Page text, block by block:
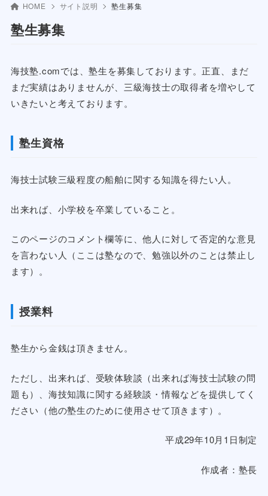
HOME サイト説明 塾生募集
塾生募集
海技塾.comでは、塾生を募集しております。正直、まだ
まだ実績はありませんが、三級海技士の取得者を増やして
いきたいと考えております。
塾生資格
海技士試験三級程度の船舶に関する知識を得たい人。
出来れば、小学校を卒業していること。
このページのコメント欄等に、他人に対して否定的な意見
を言わない人（ここは塾なので、勉強以外のことは禁止し
ます）。
授業料
塾生から金銭は頂きません。
ただし、出来れば、受験体験談（出来れば海技士試験の問
題も）、海技知識に関する経験談・情報などを提供してく
ださい（他の塾生のために使用させて頂きます）。
平成29年10月1日制定
作成者：塾長